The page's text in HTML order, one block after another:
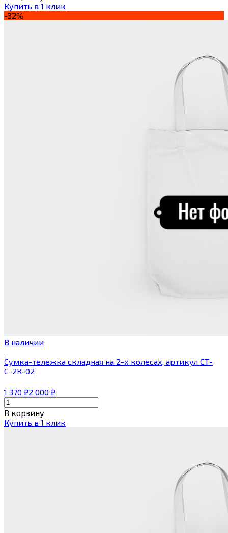
Купить в 1 клик
-32%
В наличии
Сумка-тележка складная на 2-х колесах, артикул СТ-
С-2К-02
1 370 ₽2 000 ₽
В корзину
Купить в 1 клик